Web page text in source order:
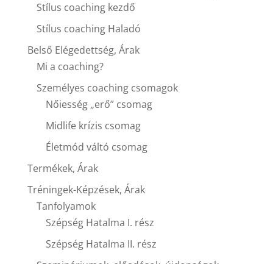
Stílus coaching kezdő
Stílus coaching Haladó
Belső Elégedettség, Árak
Mi a coaching?
Személyes coaching csomagok
Nőiesség „erő” csomag
Midlife krízis csomag
Életmód váltó csomag
Termékek, Árak
Tréningek-Képzések, Árak
Tanfolyamok
Szépség Hatalma I. rész
Szépség Hatalma II. rész